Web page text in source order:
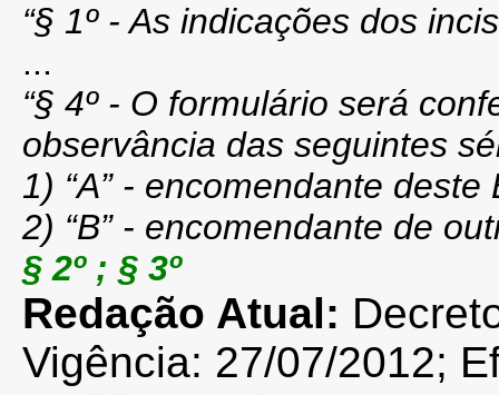
“§ 1º - As indicações dos
...
“§ 4º - O formulário será
observância das seguintes
1) “A” - encomendante deste
2) “B” - encomendante de
§ 2º ; § 3º
Redação Atual:
Vigência: 27/07/2012;